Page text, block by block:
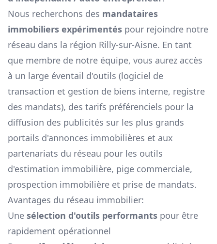
Nous recherchons des mandataires
immobiliers expérimentés pour rejoindre notre
réseau dans la région Rilly-sur-Aisne. En tant
que membre de notre équipe, vous aurez accès
à un large éventail d'outils (logiciel de
transaction et gestion de biens interne, registre
des mandats), des tarifs préférenciels pour la
diffusion des publicités sur les plus grands
portails d'annonces immobilières et aux
partenariats du réseau pour les outils
d'estimation immobilière, pige commerciale,
prospection immobilière et prise de mandats.
Avantages du réseau immobilier:
Une sélection d'outils performants pour être
rapidement opérationnel